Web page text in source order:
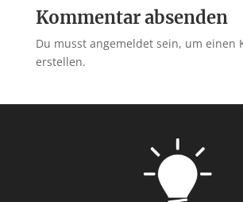
Kommentar absenden
Du musst angemeldet sein, um einen
erstellen.